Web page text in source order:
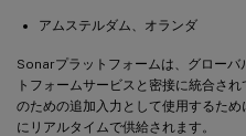
アムステルダム、オランダ
Sonarプラットフォームは、グロー
トフォームサービスと密接に統合さ
のための追加入力として使用するた
にリアルタイムで供給されます。